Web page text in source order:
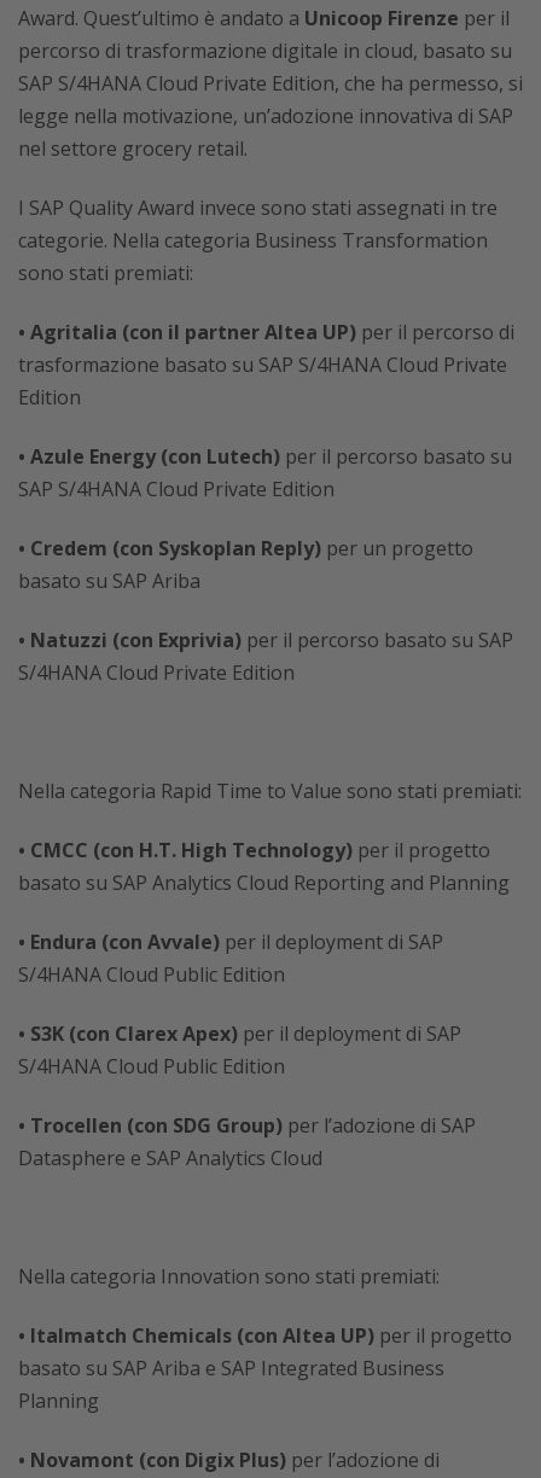
Award. Quest’ultimo è andato a Unicoop Firenze per il
percorso di trasformazione digitale in cloud, basato su
SAP S/4HANA Cloud Private Edition, che ha permesso, si
legge nella motivazione, un’adozione innovativa di SAP
nel settore grocery retail.
I SAP Quality Award invece sono stati assegnati in tre
categorie. Nella categoria Business Transformation
sono stati premiati:
• Agritalia (con il partner Altea UP) per il percorso di
trasformazione basato su SAP S/4HANA Cloud Private
Edition
• Azule Energy (con Lutech) per il percorso basato su
SAP S/4HANA Cloud Private Edition
• Credem (con Syskoplan Reply) per un progetto
basato su SAP Ariba
• Natuzzi (con Exprivia) per il percorso basato su SAP
S/4HANA Cloud Private Edition
Nella categoria Rapid Time to Value sono stati premiati:
• CMCC (con H.T. High Technology) per il progetto
basato su SAP Analytics Cloud Reporting and Planning
• Endura (con Avvale) per il deployment di SAP
S/4HANA Cloud Public Edition
• S3K (con Clarex Apex) per il deployment di SAP
S/4HANA Cloud Public Edition
• Trocellen (con SDG Group) per l’adozione di SAP
Datasphere e SAP Analytics Cloud
Nella categoria Innovation sono stati premiati:
• Italmatch Chemicals (con Altea UP) per il progetto
basato su SAP Ariba e SAP Integrated Business
Planning
• Novamont (con Digix Plus) per l’adozione di